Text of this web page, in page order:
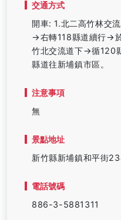
交通方式
開車: 1.北二高竹林交
→右轉118縣道續行→
竹北交流道下→循120
縣道往新埔鎮市區。
注意事項
無
景點地址
新竹縣新埔鎮和平街
電話號碼
886-3-5881311